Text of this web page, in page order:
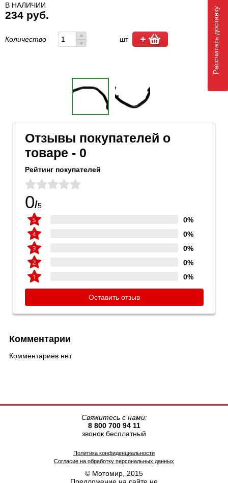
В НАЛИЧИИ
234 руб.
Количество шт
Отзывы покупателей о
товаре - 0
Рейтинг покупателей
0/5
0%
0%
0%
0%
0%
Оставить отзыв
Комментарии
Комментариев нет
© Мотомир, 2015
Политика конфиденциальности
Согласие на обработку персональных данных
Свяжитесь с нами:
8 800 700 94 11
звонок бесплатный
Рассчитать доставку